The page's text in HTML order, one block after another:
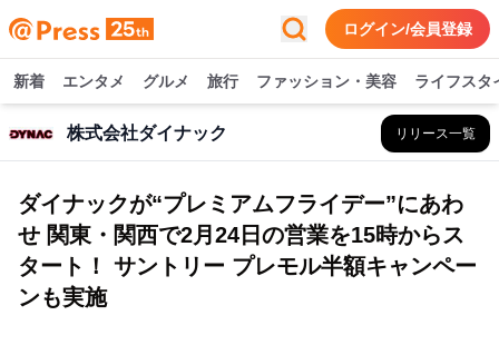
ログイン/会員登録
新着 エンタメ グルメ 旅行 ファッション・美容 ライフスタ
株式会社ダイナック リリース一覧
ダイナックが“プレミアムフライデー”にあわ
せ 関東・関西で2月24日の営業を15時からス
タート！ サントリー プレモル半額キャンペー
ンも実施